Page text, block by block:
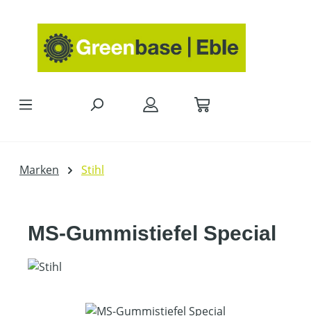
Marken Stihl
MS-Gummistiefel Special
Bildergalerie überspringen